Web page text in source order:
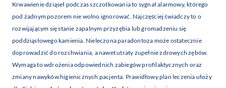
Krwawienie dziąseł podczas szczotkowania to sygnał alarmowy, którego
pod żadnym pozorem nie wolno ignorować. Najczęściej świadczy to o
rozwijającym się stanie zapalnym przyzębia lub gromadzeniu się
poddziąsłowego kamienia. Nieleczona paradontoza może ostatecznie
doprowadzić do rozchwiania, a nawet utraty zupełnie zdrowych zębów.
Wymaga to wdrożenia odpowiednich zabiegów profilaktycznych oraz
zmiany nawyków higienicznych pacjenta. Prawidłowy plan leczenia ułoży